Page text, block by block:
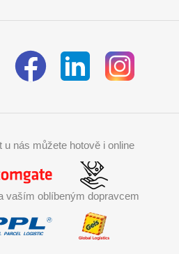
u nás můžete hotově i online
vaším oblíbeným dopravcem